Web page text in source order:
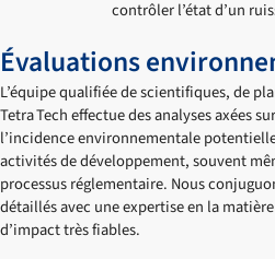
Évaluations
L’équipe qualifiée de scientifiques, de
Tetra Tech effectue des analyses axées
l’incidence environnementale
activités de développement, souvent
processus réglementaire. Nous
détaillés avec une expertise en la
d’impact très fiables.